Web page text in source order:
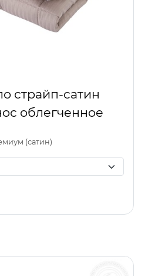
страйп-сатин
облегченное
(сатин)